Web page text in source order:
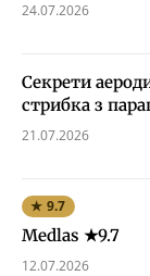
24.07.2026
Секрети
стрибка з
21.07.2026
★ 9.7
Medlas ★9.7
12.07.2026